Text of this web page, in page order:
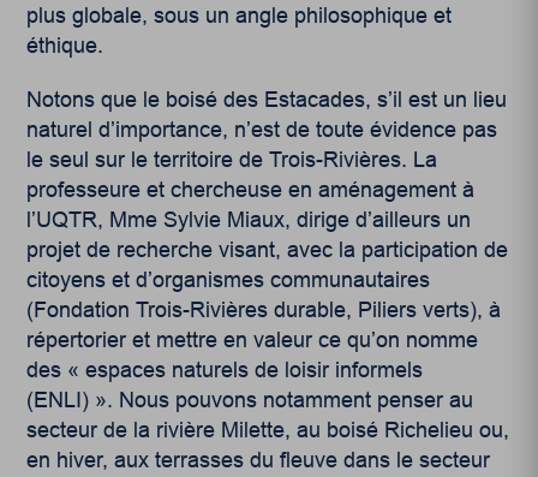
plus globale, sous un angle philosophique et
éthique.
Notons que le boisé des Estacades, s’il est un lieu
naturel d’importance, n’est de toute évidence pas
le seul sur le territoire de Trois-Rivières. La
professeure et chercheuse en aménagement à
l’UQTR, Mme Sylvie Miaux, dirige d’ailleurs un
projet de recherche visant, avec la participation de
citoyens et d’organismes communautaires
(Fondation Trois-Rivières durable, Piliers verts), à
répertorier et mettre en valeur ce qu’on nomme
des « espaces naturels de loisir informels
(ENLI) ». Nous pouvons notamment penser au
secteur de la rivière Milette, au boisé Richelieu ou,
en hiver, aux terrasses du fleuve dans le secteur